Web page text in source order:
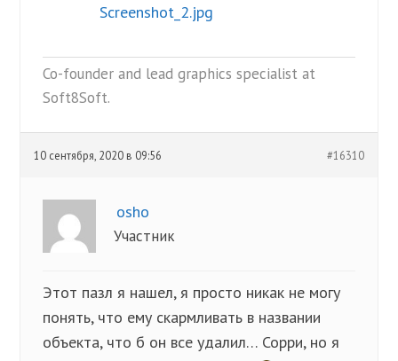
Screenshot_2.jpg
Co-founder and lead graphics specialist at
Soft8Soft.
10 сентября, 2020 в 09:56 #16310
osho
Участник
Этот пазл я нашел, я просто никак не могу
понять, что ему скармливать в названии
объекта, что б он все удалил… Сорри, но я